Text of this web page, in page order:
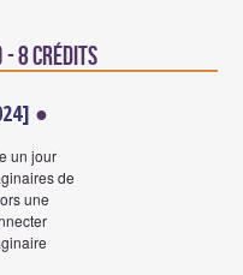
- 8 crédits
●
un jour
de
une